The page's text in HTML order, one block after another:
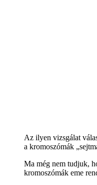
Az ilyen vizsgálat
a kromoszómák
Ma még nem tudjuk,
kromoszómák eme